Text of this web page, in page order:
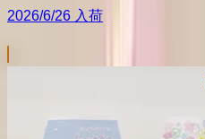
2026/6/26 入荷